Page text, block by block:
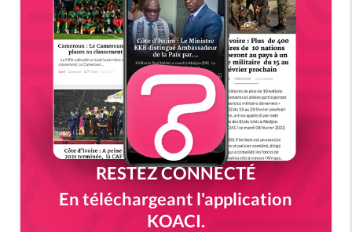
RESTEZ CONNECTÉ
En téléchargeant l'application
KOACI.